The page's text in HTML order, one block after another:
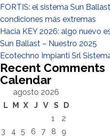
FORTIS: el sistema Sun
condiciones más extremas
Hacia KEY 2026: algo nuevo
Sun Ballast – Nuestro 2025
Ecotechno Impianti Srl
Recent Comments
Calendar
agosto 2026
L M X J V S
D
1
2
3
4 5 6 7 8
9